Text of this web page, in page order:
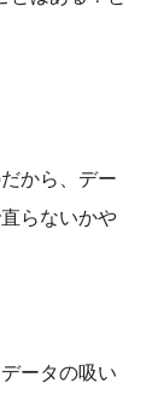
から、デー
らないかや
ータの吸い